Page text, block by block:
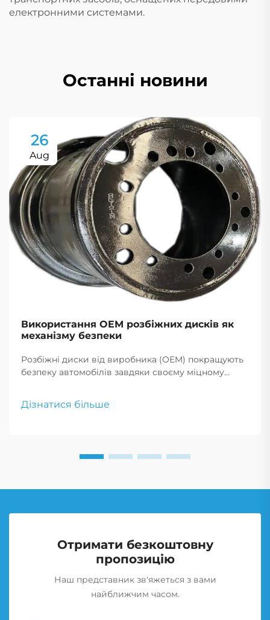
електронними системами.
Останні новини
26
Aug
Використання OEM розбіжних дисків як
механізму безпеки
Розбіжні диски від виробника (OEM) покращують
безпеку автомобілів завдяки своєму міцному
управління.
Дізнатися більше
Отримати безкоштовну
пропозицію
Наш представник зв'яжеться з вами
найближчим часом.